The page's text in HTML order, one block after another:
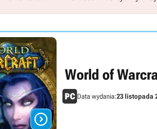

World of
Data wydania:23 listopada